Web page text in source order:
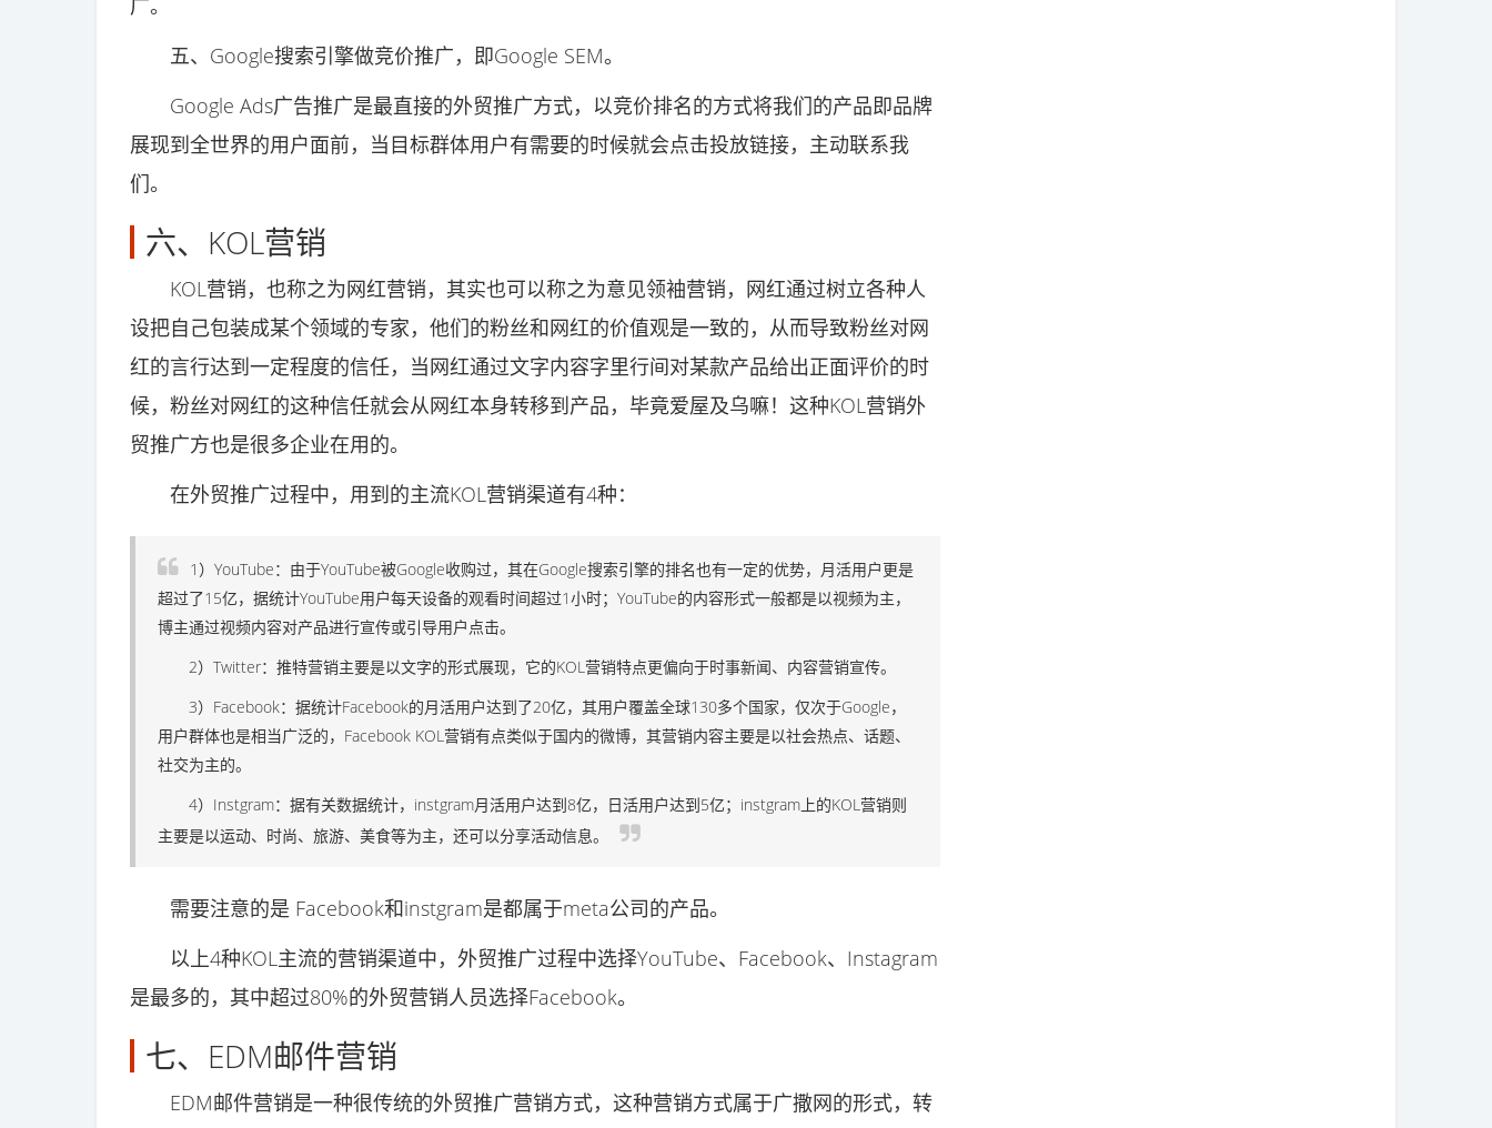
广。
五、Google搜索引擎做竞价推广，即Google SEM。
Google Ads广告推广是最直接的外贸推广方式，以竞价排名的方式将我们的产品即品牌
展现到全世界的用户面前，当目标群体用户有需要的时候就会点击投放链接，主动联系我
们。
六、KOL营销
KOL营销，也称之为网红营销，其实也可以称之为意见领袖营销，网红通过树立各种人
设把自己包装成某个领域的专家，他们的粉丝和网红的价值观是一致的，从而导致粉丝对网
红的言行达到一定程度的信任，当网红通过文字内容字里行间对某款产品给出正面评价的时
候，粉丝对网红的这种信任就会从网红本身转移到产品，毕竟爱屋及乌嘛！这种KOL营销外
贸推广方也是很多企业在用的。
在外贸推广过程中，用到的主流KOL营销渠道有4种：
1）YouTube：由于YouTube被Google收购过，其在Google搜索引擎的排名也有一定的优势，月活用户更是
超过了15亿，据统计YouTube用户每天设备的观看时间超过1小时；YouTube的内容形式一般都是以视频为主，
博主通过视频内容对产品进行宣传或引导用户点击。
2）Twitter：推特营销主要是以文字的形式展现，它的KOL营销特点更偏向于时事新闻、内容营销宣传。
3）Facebook：据统计Facebook的月活用户达到了20亿，其用户覆盖全球130多个国家，仅次于Google，
用户群体也是相当广泛的，Facebook KOL营销有点类似于国内的微博，其营销内容主要是以社会热点、话题、
社交为主的。
4）Instgram：据有关数据统计，instgram月活用户达到8亿，日活用户达到5亿；instgram上的KOL营销则
主要是以运动、时尚、旅游、美食等为主，还可以分享活动信息。
需要注意的是 Facebook和instgram是都属于meta公司的产品。
以上4种KOL主流的营销渠道中，外贸推广过程中选择YouTube、Facebook、Instagram
是最多的，其中超过80%的外贸营销人员选择Facebook。
七、EDM邮件营销
EDM邮件营销是一种很传统的外贸推广营销方式，这种营销方式属于广撒网的形式，转